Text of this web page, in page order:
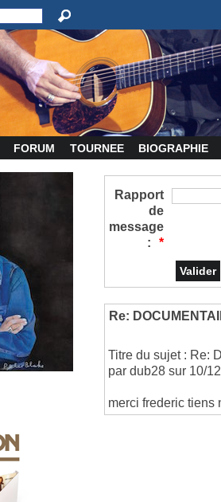
FORUM TOURNEE BIOGRAPHIE
Rapport
de
message
:
*
Re:
Titre du sujet : Re:
par dub28 sur 10/
merci frederic tiens